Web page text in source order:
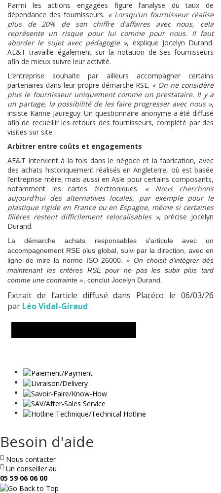
Parmi les actions engagées figure l’analyse du taux de
dépendance des fournisseurs. « Lorsqu’un fournisseur réalise
plus de 20% de son chiffre d’affaires avec nous, cela
représente un risque pour lui comme pour nous. Il faut
aborder le sujet avec pédagogie », explique Jocelyn Durand.
AE&T travaille également sur la notation de ses fournisseurs
afin de mieux suivre leur activité.
L’entreprise souhaite par ailleurs accompagner certains
partenaires dans leur propre démarche RSE. « On ne considère
plus le fournisseur uniquement comme un prestataire. Il y a
un partage, la possibilité de les faire progresser avec nous »,
insiste Karine Jaureguy. Un questionnaire anonyme a été diffusé
afin de recueillir les retours des fournisseurs, complété par des
visites sur site.
Arbitrer entre coûts et engagements
AE&T intervient à la fois dans le négoce et la fabrication, avec
des achats historiquement réalisés en Angleterre, où est basée
l’entreprise mère, mais aussi en Asie pour certains composants,
notamment les cartes électroniques. « Nous cherchons
aujourd’hui des alternatives locales, par exemple pour le
plastique rigide en France ou en Espagne, même si certaines
filières restent difficilement relocalisables », précise Jocelyn
Durand.
La démarche achats responsables s’articule avec un
accompagnement RSE plus global, suivi par la direction, avec en
ligne de mire la norme ISO 26000.« On choisit d’intégrer dès
maintenant les critères RSE pour ne pas les subir plus tard
comme une contrainte », conclut Jocelyn Durand.
Extrait de l’article diffusé dans Placéco le 06/03/26
par Léo Vidal-Giraud
Besoin d'aide
Nous contacter
Un conseiller au
05 59 06 06 00